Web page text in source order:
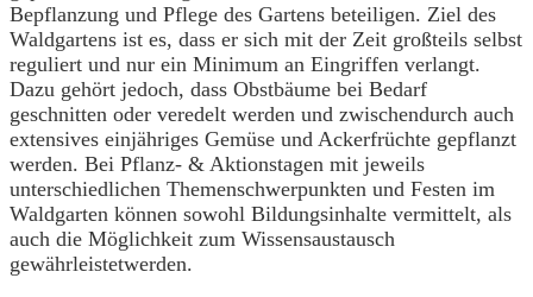
Bepflanzung und Pflege des Gartens beteiligen. Ziel des
Waldgartens ist es, dass er sich mit der Zeit großteils selbst
reguliert und nur ein Minimum an Eingriffen verlangt.
Dazu gehört jedoch, dass Obstbäume bei Bedarf
geschnitten oder veredelt werden und zwischendurch auch
extensives einjähriges Gemüse und Ackerfrüchte gepflanzt
werden. Bei Pflanz- & Aktionstagen mit jeweils
unterschiedlichen Themenschwerpunkten und Festen im
Waldgarten können sowohl Bildungsinhalte vermittelt, als
auch die Möglichkeit zum Wissensaustausch
gewährleistetwerden.